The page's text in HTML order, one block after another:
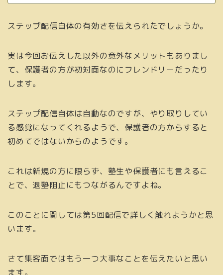
ステップ配信自体の有効さを伝えられたでしょうか。
実は今回お伝えした以外の意外なメリットもありまし
て、保護者の方が初対面なのにフレンドリーだったり
します。
ステップ配信自体は自動なのですが、やり取りしてい
る感覚になってくれるようで、保護者の方からすると
初めてではないからのようです。
これは新規の方に限らず、塾生や保護者にも言えるこ
とで、退塾阻止にもつながるんですよね。
このことに関しては第5回配信で詳しく触れようかと思
います。
さて集客面ではもう一つ大事なことを伝えたいと思い
ます。